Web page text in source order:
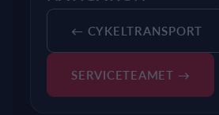
← CYKELTRANSPORT
SERVICETEAMET →